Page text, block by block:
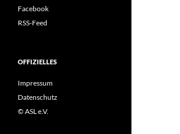
Facebook
RSS-Feed
OFFIZIELLES
Impressum
Datenschutz
© ASL e.V.